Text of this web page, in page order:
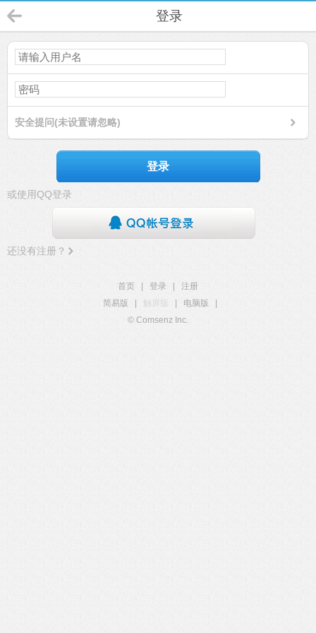
登录
安全提问(未设置请忽略)
登录
或使用QQ登录
还没有注册？
首页 登录
注册
简易版
触屏版 电脑版
© Comsenz Inc.